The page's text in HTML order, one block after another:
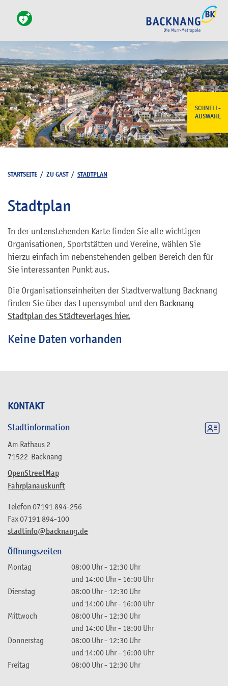
SCHNELL-
AUSWAHL
KONTAKT
Stadtinformation
Am Rathaus 2
71522 Backnang
OpenStreetMap
Fahrplanauskunft
stadtinfo@backnang.de
Telefon 07191 894-256
Fax07191 894-100
Öffnungszeiten
Montag 08:00 Uhr- 12:30 Uhr
und 14:00 Uhr- 16:00 Uhr
Dienstag
08:00 Uhr- 12:30 Uhr
und 14:00 Uhr- 16:00 Uhr
Mittwoch
08:00 Uhr- 12:30 Uhr
und 14:00 Uhr- 18:00 Uhr
Donnerstag
08:00 Uhr- 12:30 Uhr
und 14:00 Uhr- 16:00 Uhr
Freitag
08:00 Uhr- 12:30 Uhr
STARTSEITE / ZU GAST/ STADTPLAN
Stadtplan
In der untenstehenden Karte finden Sie alle wichtigen
Organisationen, Sportstätten und Vereine, wählen Sie
hierzu einfach im nebenstehenden gelben Bereich den für
Sie interessanten Punkt aus.
Die Organisationseinheiten der Stadtverwaltung Backnang
finden Sie über das Lupensymbol und den Backnang
Stadtplan des Städteverlages hier.
Keine Daten vorhanden